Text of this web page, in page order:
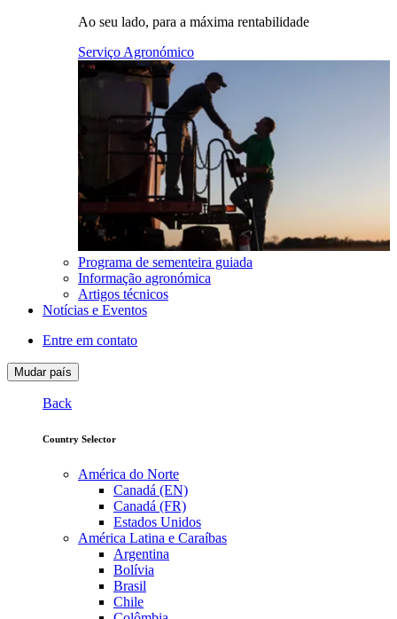
Ao seu lado, para a máxima rentabilidade
Serviço Agronómico
Programa de sementeira guiada
Informação agronómica
Artigos técnicos
Notícias e Eventos
Entre em contato
Mudar país
Back
Country Selector
América do Norte
Canadá (EN)
Canadá (FR)
Estados Unidos
América Latina e Caraíbas
Argentina
Bolívia
Brasil
Chile